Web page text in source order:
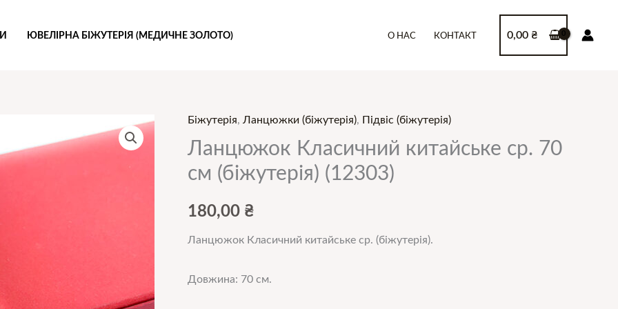
ЮВЕЛІРНА БІЖУТЕРІЯ (МЕДИЧНЕ ЗОЛОТО) О НАС КОНТАКТ 0,00 ₴
Біжутерія, Ланцюжки (біжутерія), Підвіс (біжутерія)
Ланцюжок Класичний китайське ср. 70
см (біжутерія) (12303)
180,00 ₴
Ланцюжок Класичний китайське ср. (біжутерія).
Довжина: 70 см.
Ланцюжок
Класичний
китайське
ср.
70
(біжутерія)
кількість